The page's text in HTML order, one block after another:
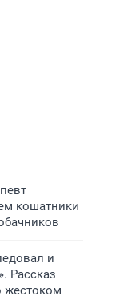
кошатники
и
Рассказ
жестоком